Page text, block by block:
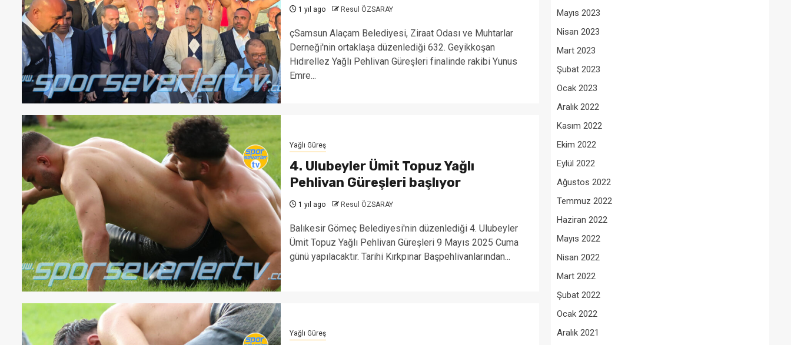
1 yıl ago Resul ÖZSARAY
çSamsun Alaçam Belediyesi, Ziraat Odası ve Muhtarlar
Derneği'nin ortaklaşa düzenlediği 632. Geyikkoşan
Hıdırellez Yağlı Pehlivan Güreşleri finalinde rakibi Yunus
Emre...
Yağlı Güreş
4. Ulubeyler Ümit Topuz Yağlı
Pehlivan Güreşleri başlıyor
1 yıl ago Resul ÖZSARAY
Balıkesir Gömeç Belediyesi'nin düzenlediği 4. Ulubeyler
Ümit Topuz Yağlı Pehlivan Güreşleri 9 Mayıs 2025 Cuma
günü yapılacaktır. Tarihi Kırkpınar Başpehlivanlarından...
Yağlı Güreş
Mayıs 2023
Nisan 2023
Mart 2023
Şubat 2023
Ocak 2023
Aralık 2022
Kasım 2022
Ekim 2022
Eylül 2022
Ağustos 2022
Temmuz 2022
Haziran 2022
Mayıs 2022
Nisan 2022
Mart 2022
Şubat 2022
Ocak 2022
Aralık 2021